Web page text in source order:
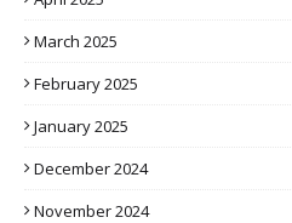
March 2025
February 2025
January 2025
December 2024
November 2024